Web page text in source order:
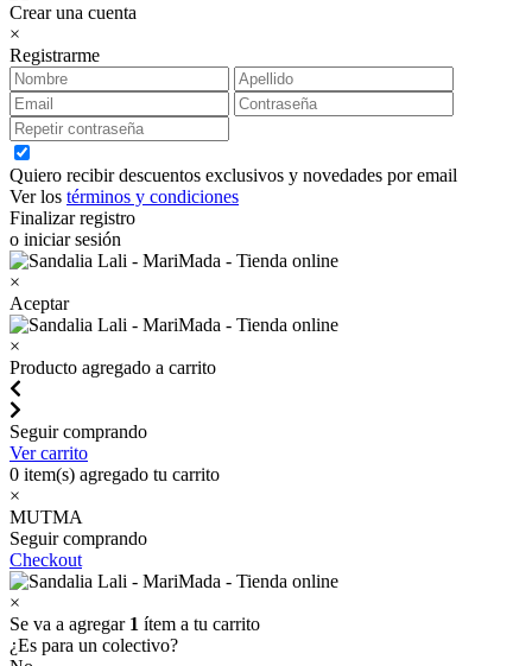
Crear una cuenta
×
Registrarme
Quiero recibir descuentos exclusivos y novedades por email
Ver los términos y condiciones
Finalizar registro
o iniciar sesión
×
Aceptar
×
Producto agregado a carrito
Seguir comprando
Ver carrito
0 item(s) agregado tu carrito
×
MUTMA
Seguir comprando
Checkout
×
Se va a agregar 1 ítem a tu carrito
¿Es para un colectivo?